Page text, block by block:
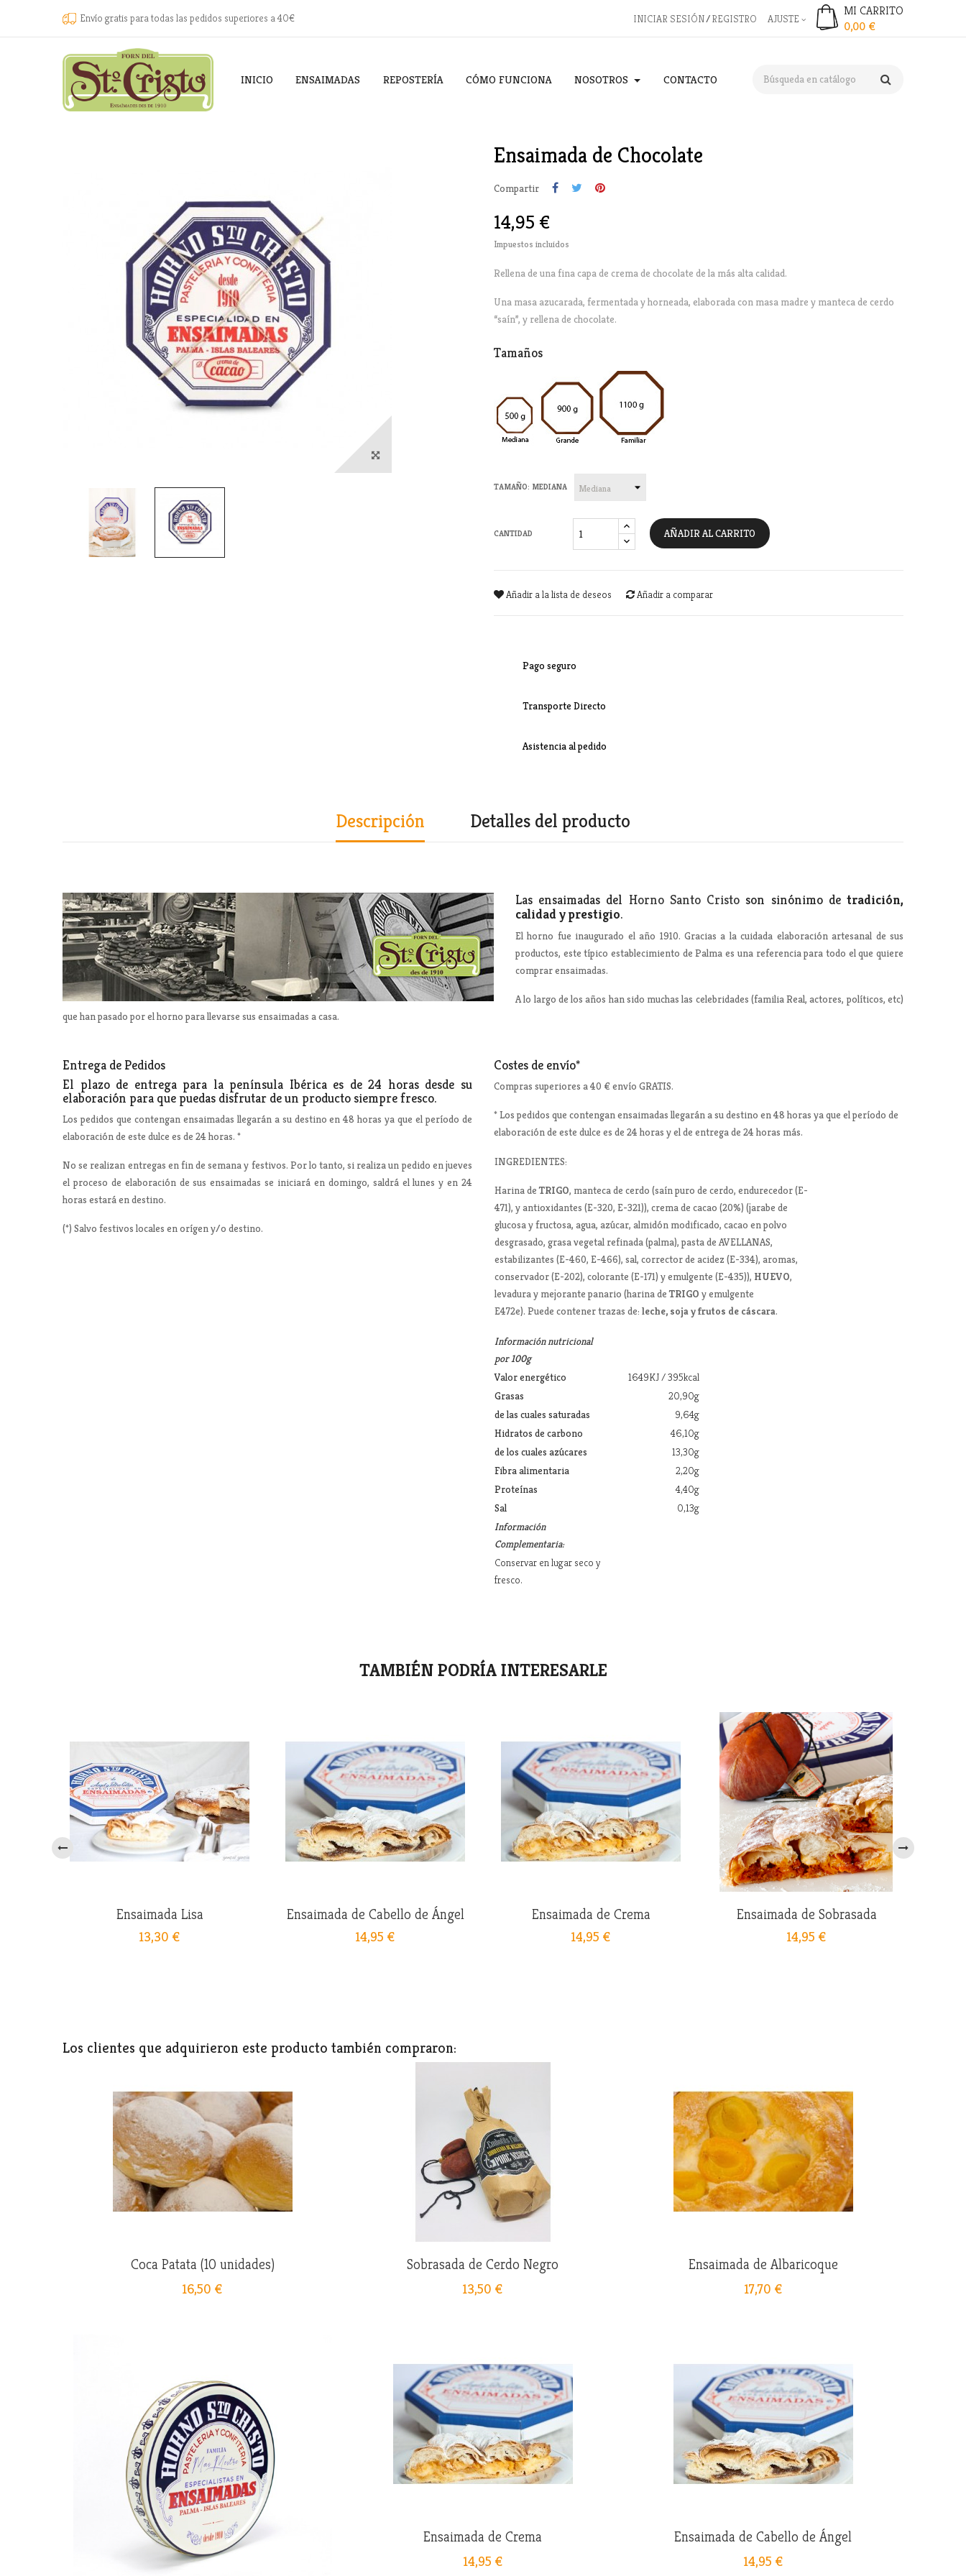
Envío gratis para todas las pedidos superiores a 40€ INICIAR SESIÓN REGISTRO AJUSTE
MI CARRITO
0,00 €
INICIO ENSAIMADAS REPOSTERÍA CÓMO FUNCIONA NOSOTROS CONTACTO
Ensaimada de Chocolate
Compartir
14,95 €
Impuestos incluidos
Rellena de una fina capa de crema de chocolate de la más alta calidad.
Una masa azucarada, fermentada y horneada, elaborada con masa madre y manteca de cerdo
“saín”, y rellena de chocolate.
Tamaños
TAMAÑO: MEDIANA
CANTIDAD AÑADIR AL CARRITO
Añadir a la lista de deseos Añadir a comparar
Pago seguro
Transporte Directo
Asistencia al pedido
Descripción Detalles del producto
Las ensaimadas del Horno Santo Cristo son sinónimo detradición,
calidad y prestigio.
El horno fue inaugurado el año 1910. Gracias a la cuidada elaboración artesanal de sus
productos, este típico establecimiento de Palma es una referencia para todo el que quiere
comprar ensaimadas.
A lo largo de los años han sido muchas las celebridades (familia Real, actores, políticos, etc)
que han pasado por el horno para llevarse sus ensaimadas a casa.
Entrega de Pedidos
El plazo de entrega para la península Ibérica es de 24 horas desde su
elaboración para que puedas disfrutar de un producto siempre fresco.
Los pedidos que contengan ensaimadas llegarán a su destino en 48 horas ya que el período de
elaboración de este dulce es de 24 horas. *
No se realizan entregas en fin de semana y festivos. Por lo tanto, si realiza un pedido en jueves
el proceso de elaboración de sus ensaimadas se iniciará en domingo, saldrá el lunes y en 24
horas estará en destino.
(*) Salvo festivos locales en orígen y/o destino.
Costes de envío*
Compras superiores a 40 € envío GRATIS.
* Los pedidos que contengan ensaimadas llegarán a su destino en 48 horas ya que el período de
elaboración de este dulce es de 24 horas y el de entrega de 24 horas más.
INGREDIENTES:
Harina deTRIGO, manteca de cerdo (saín puro de cerdo, endurecedor (E-
471), y antioxidantes (E-320, E-321)), crema de cacao (20%) (jarabe de
glucosa y fructosa, agua, azúcar, almidón modificado, cacao en polvo
desgrasado, grasa vegetal refinada (palma), pasta de AVELLANAS,
estabilizantes (E-460, E-466), sal, corrector de acidez (E-334), aromas,
conservador (E-202), colorante (E-171) y emulgente (E-435)), HUEVO,
levadura y mejorante panario (harina deTRIGO y emulgente
E472e). Puede contener trazas de: leche, soja y frutos de cáscara.
Información nutricional
por 100g
Valor energético
1649KJ / 395kcal
Grasas
20,90g
de las cuales saturadas
9,64g
Hidratos de carbono
46,10g
de los cuales azúcares
13,30g
Fibra alimentaria
2,20g
Proteínas
4,40g
Sal
0,13g
Información
Complementaria:
Conservar en lugar seco y
fresco.
TAMBIÉN PODRÍA INTERESARLE
Ensaimada Lisa
13,30 €
Ensaimada de Cabello de Ángel
14,95 €
Ensaimada de Crema
14,95 €
Ensaimada de Sobrasada
14,95 €
Los clientes que adquirieron este producto también compraron:
Coca Patata (10 unidades)
16,50 €
Sobrasada de Cerdo Negro
13,50 €
Ensaimada de Albaricoque
17,70 €
Ensaimada de Crema
14,95 €
Ensaimada de Cabello de Ángel
14,95 €